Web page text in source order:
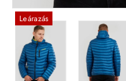
Leárazás